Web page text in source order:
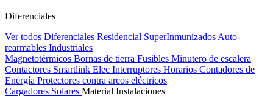
Diferenciales
Ver todos Diferenciales Residencial SuperInmunizados Auto-
rearmables Industriales
Magnetotérmicos Bornas de tierra Fusibles Minutero de escalera
Contactores Smartlink Elec Interruptores Horarios Contadores de
Energía Protectores contra arcos eléctricos
Cargadores Solares Material Instalaciones